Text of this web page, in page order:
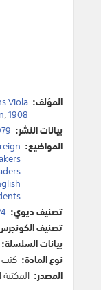
المؤلف: Viola
,1908
بيانات النشر:
المواضيع:
تصنيف ديوي:
تصنيف
بيانات السلسلة:
نوع المادة: كتب
المصدر: المكتبة